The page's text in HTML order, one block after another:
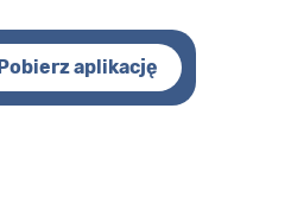
Pobierz aplikację